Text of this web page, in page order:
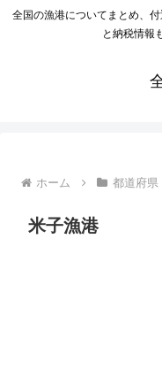
全国の漁港についてまとめ、
と納税情報
ホーム 都道府県
米子漁港